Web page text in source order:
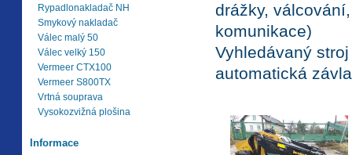
Rypadlonakladač NH
Smykový nakladač
Válec malý 50
Válec velký 150
Vermeer CTX100
Vermeer S800TX
Vrtná souprava
Vysokozvižná plošina
Informace
drážky,
komunikace)
Vyhledávaný
automatická